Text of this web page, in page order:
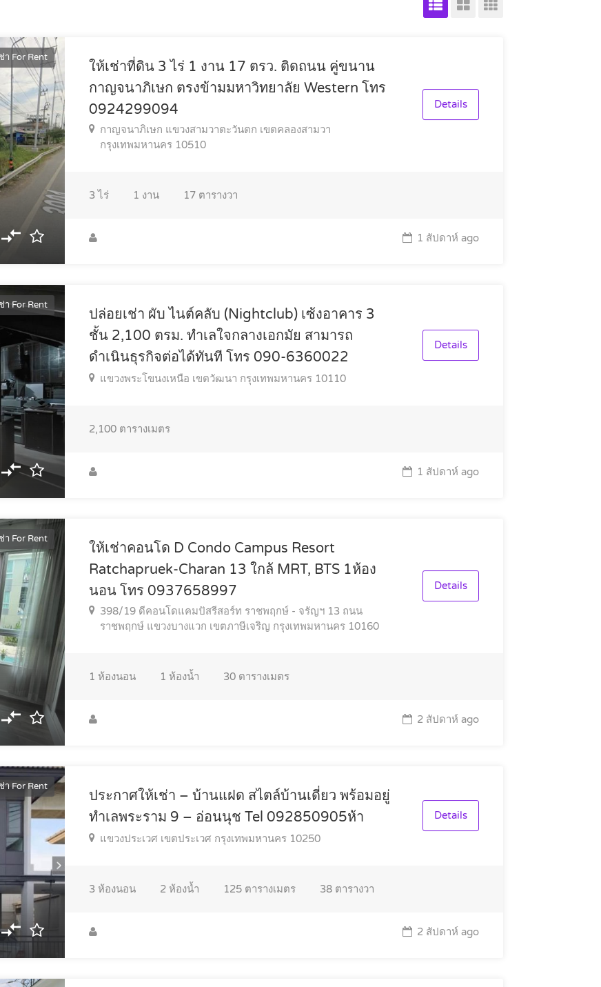
า For Rent
ให้เช่าที่ดิน 3 ไร่ 1 งาน 17 ตรว. ติดถนน คู่ขนาน
กาญจนาภิเษก ตรงข้ามมหาวิทยาลัย Western โทร
0924299094
กาญจนาภิเษก แขวงสามวาตะวันตก เขตคลองสามวา
กรุงเทพมหานคร 10510
Details
3ไร่ 1 งาน 17 ตารางวา
1 สัปดาห์ ago
า For Rent
ปล่อยเช่า ผับ ไนต์คลับ (Nightclub) เซ้งอาคาร 3
ชั้น 2,100 ตรม. ทำเลใจกลางเอกมัย สามารถ
ดำเนินธุรกิจต่อได้ทันที โทร 090-6360022
แขวงพระโขนงเหนือ เขตวัฒนา กรุงเทพมหานคร 10110
Details
2,100 ตารางเมตร
1 สัปดาห์ ago
า For Rent
ให้เช่าคอนโด D Condo Campus Resort
Ratchapruek-Charan 13 ใกล้ MRT, BTS 1ห้อง
นอน โทร 0937658997
398/19 ดีคอนโดแคมปัสรีสอร์ท ราชพฤกษ์ - จรัญฯ 13 ถนน
ราชพฤกษ์ แขวงบางแวก เขตภาษีเจริญ กรุงเทพมหานคร 10160
Details
1 ห้องนอน 1 ห้องน้ำ 30 ตารางเมตร
2 สัปดาห์ ago
า For Rent
ประกาศให้เช่า – บ้านแฝด สไตล์บ้านเดี่ยว พร้อมอยู่
ทำเลพระราม 9 – อ่อนนุช Tel 092850905ห้า
แขวงประเวศ เขตประเวศ กรุงเทพมหานคร 10250
Details
3 ห้องนอน 2 ห้องน้ำ 125 ตารางเมตร 38 ตารางวา
2 สัปดาห์ ago